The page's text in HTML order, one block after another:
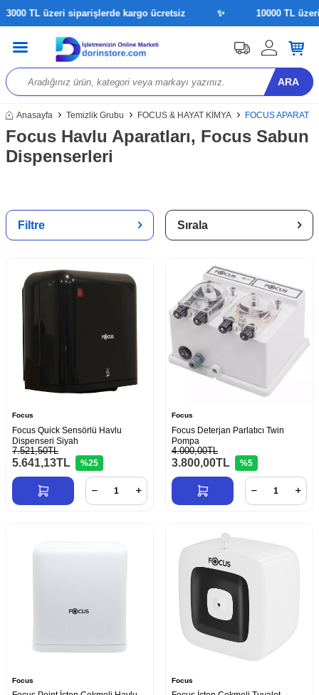
TL üzeri siparişlerde kargo ücretsiz 10000 TL üzeri
ARA
Anasayfa Temizlik Grubu FOCUS & HAYAT KİMYA FOCUS APARAT
Focus Havlu Aparatları, Focus Sabun
Dispenserleri
Filtre Sırala
Focus
Focus Quick Sensörlü Havlu
Dispenseri Siyah
7.521,50TL
5.641,13TL %25
Focus
Focus Deterjan Parlatıcı Twin
Pompa
4.000,00TL
3.800,00TL %5
Focus Focus